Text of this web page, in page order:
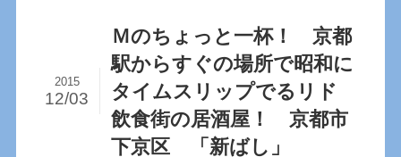
Ｍのちょっと一杯！ 京都
駅からすぐの場所で昭和に
タイムスリップでるリド
飲食街の居酒屋！ 京都市
下京区 「新ばし」
2015
12/03